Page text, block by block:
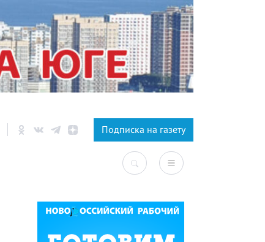
Подписка на газету